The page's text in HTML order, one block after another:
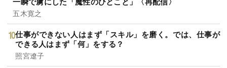
五木寛之
仕事ができない人はまず「スキル」を磨く。では、仕事が
できる人はまず「何」をする？
照宮遼子